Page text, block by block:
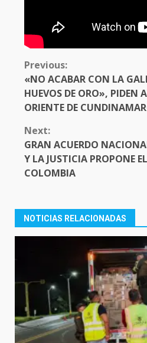
CONTINUE
READING
Previous:
«NO ACABAR CON LA
HUEVOS DE ORO», PIDEN
ORIENTE DE
Next:
GRAN ACUERDO
Y LA JUSTICIA PROPONE
COLOMBIA
NOTICIAS RELACIONADAS